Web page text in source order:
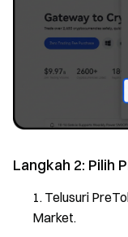
Langkah 2: Pilih
Telusuri
Market.